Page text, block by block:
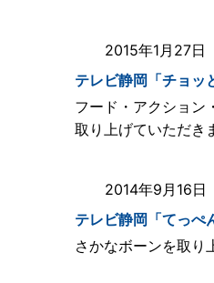
2015年1月27日
テレビ静岡「チョッ
フード・アクション
取り上げていただき
2014年9月16日
テレビ静岡「てっぺ
さかなボーンを取り